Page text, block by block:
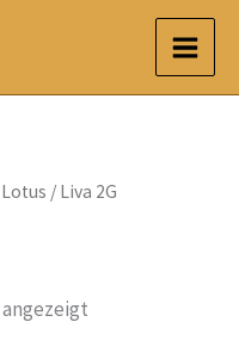
/ Liva 2G
angezeigt